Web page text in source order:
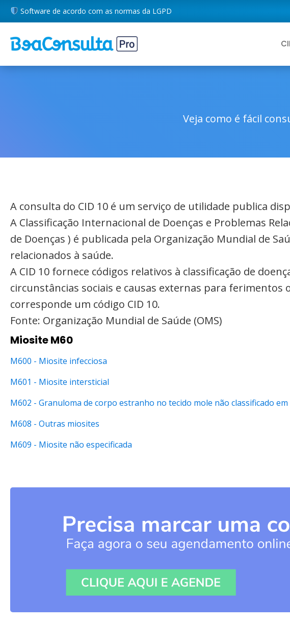
Software de acordo com as normas da LGPD
Veja como é fácil
A consulta do CID 10 é um serviço de utilidade publica
A Classificação Internacional de Doenças e Problemas
de Doenças ) é publicada pela Organização Mundial de
relacionados à saúde.
A CID 10 fornece códigos relativos à classificação de
circunstâncias sociais e causas externas para ferimentos
corresponde um código CID 10.
Fonte: Organização Mundial de Saúde (OMS)
Miosite M60
M600 - Miosite infecciosa
M601 - Miosite intersticial
M602 - Granuloma de corpo estranho no tecido mole não classificado
M608 - Outras miosites
M609 - Miosite não especificada